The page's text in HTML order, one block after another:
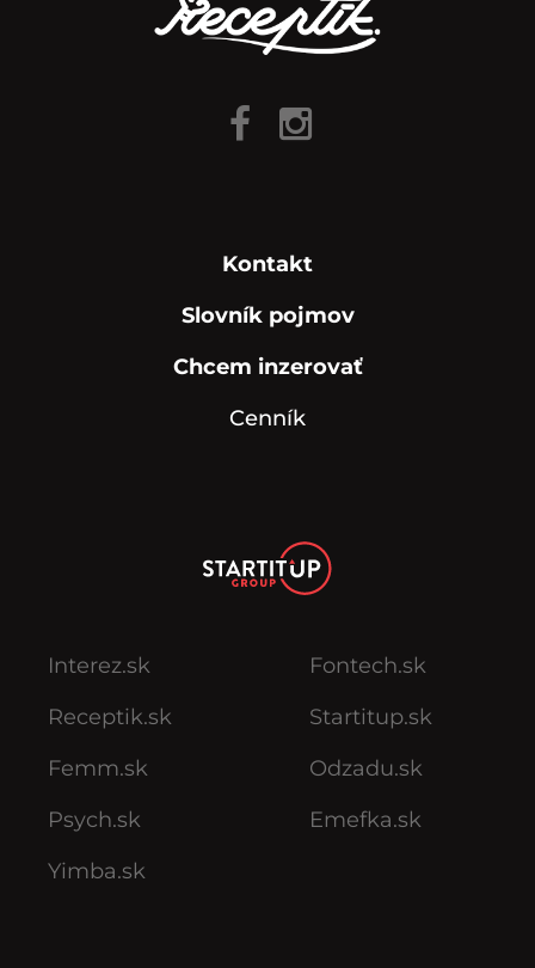
Kontakt
Slovník pojmov
Chcem inzerovať
Cenník
Interez.sk
Receptik.sk
Femm.sk
Psych.sk
Yimba.sk
Fontech.sk
Startitup.sk
Odzadu.sk
Emefka.sk